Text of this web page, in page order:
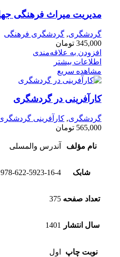
مدیریت میراث فرهنگی
گردشگری, گردشگری فرهنگی
345,000 تومان
افزودن به علاقه‌مندی
اطلاعات بیشتر
مشاهده سریع
کارآفرینی در گردشگری
گردشگری, کارآفرینی
565,000 تومان
نام مؤلف آندرس والمسلی
شابک 978-622-5923-16-4
تعداد صفحه 375
سال انتشار 1401
نوبت چاپ اول